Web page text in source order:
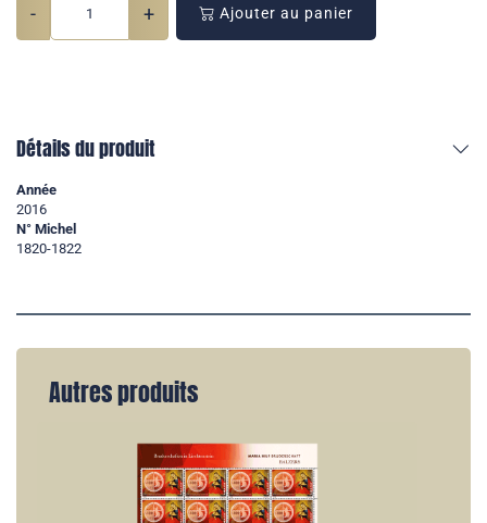
- + Ajouter au panier
Détails du produit
Année
2016
N° Michel
1820-1822
Autres produits